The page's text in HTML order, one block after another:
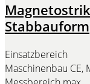
Stabbauform
Einsatzbereich
Maschinenbau CE,